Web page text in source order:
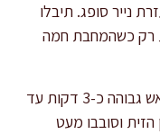
נייר סופג. תיבלו
רק כשהמחבת חמה
חממו מחבת כבדה מברזל יצוק על אש גבוהה כ-3 דקות עד
וסובבו מעט